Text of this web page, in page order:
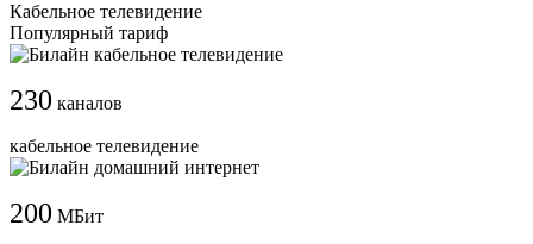
Кабельное телевидение
Популярный тариф
230 каналов
кабельное телевидение
200 МБит